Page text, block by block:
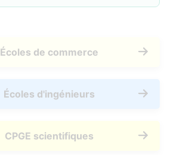
Écoles de commerce
Écoles d'ingénieurs
CPGE scientifiques